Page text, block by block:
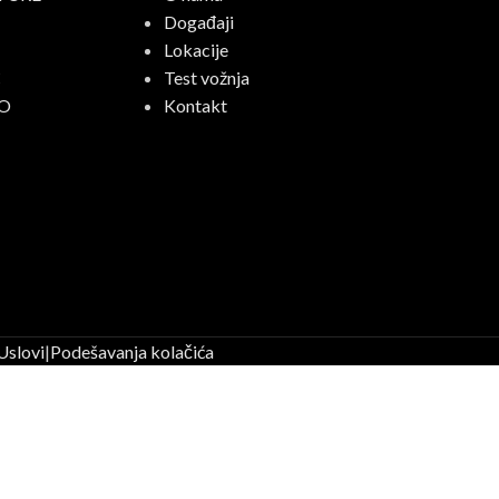
Događaji
Lokacije
Test vožnja
Kontakt
|Podešavanja kolačića